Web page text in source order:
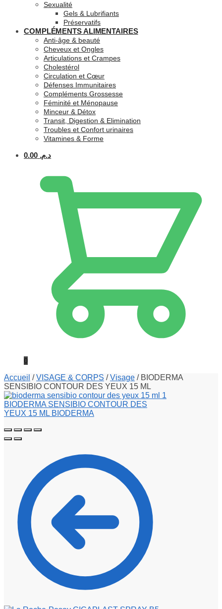
Sexualité
Gels & Lubrifiants
Préservatifs
COMPLÉMENTS ALIMENTAIRES
Anti-âge & beauté
Cheveux et Ongles
Articulations et Crampes
Cholestérol
Circulation et Cœur
Défenses Immunitaires
Compléments Grossesse
Féminité et Ménopause
Minceur & Détox
Transit, Digestion & Elimination
Troubles et Confort urinaires
Vitamines & Forme
د.م. 0.00
0
Accueil /VISAGE & CORPS /Visage / BIODERMA
SENSIBIO CONTOUR DES YEUX 15 ML